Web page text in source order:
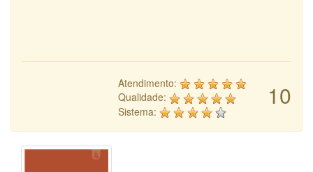
10
Atendimento:
Qualidade:
Sistema: